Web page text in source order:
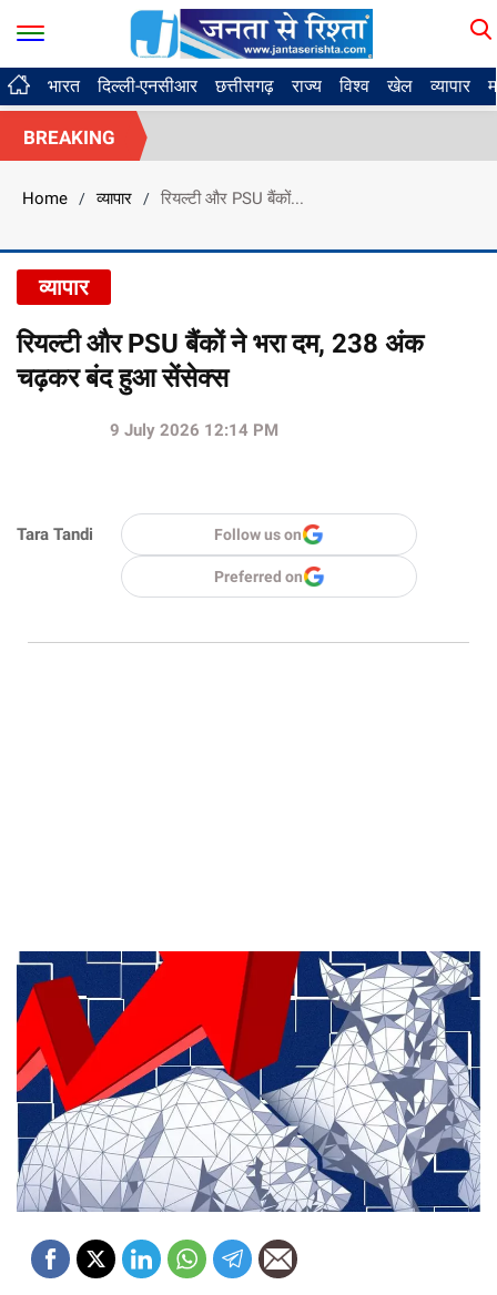
भारत दिल्ली-एनसीआर छत्तीसगढ़ राज्य विश्व खेल व्यापार
BREAKING
Home / व्यापार / रियल्टी और PSU बैंकों...
व्यापार
रियल्टी और PSU बैंकों ने भरा दम, 238 अंक
चढ़कर बंद हुआ सेंसेक्स
Tara Tandi
9 July 2026 12:14 PM
Follow us on
Preferred on